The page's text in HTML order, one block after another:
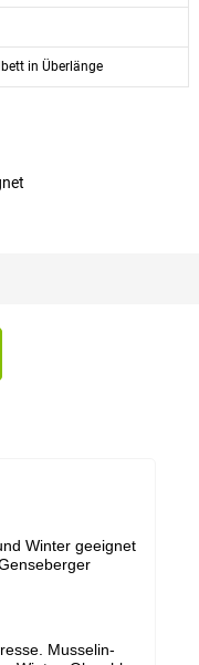
in Überlänge
Winter geeignet
Musselin-